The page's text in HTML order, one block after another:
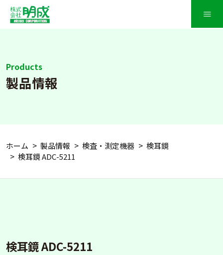
≡
Products
製品情報
ホーム 製品情報 検査・測定機器
検耳鏡
検耳鏡 ADC-5211
検耳鏡 ADC-5211